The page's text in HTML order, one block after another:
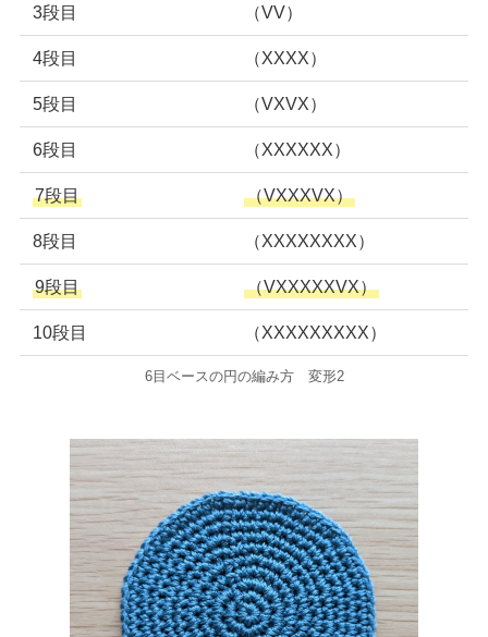
3段目 （VV）
4段目 （XXXX）
5段目 （VXVX）
6段目 （XXXXXX）
7段目 （VXXXVX）
8段目 （XXXXXXXX）
9段目 （VXXXXXVX）
10段目 （XXXXXXXXX）
6目ベースの円の編み方 変形2